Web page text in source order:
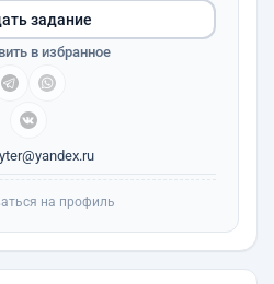
задание
в избранное
на профиль